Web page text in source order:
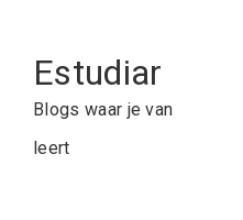
contentEstudiar
Blogs waar je van
leert